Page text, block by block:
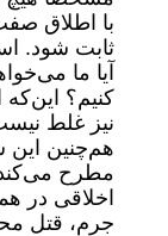
با اطلاق
ثابت شود.
آیا ما
کنیم؟
نیز غلط
هم‌چنین این
مطرح
اخلاقی در
جرم، قتل